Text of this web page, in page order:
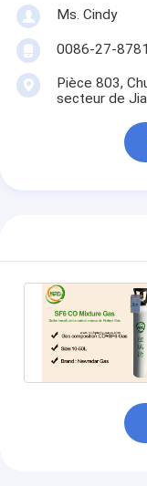
Ms. Cindy
0086-27-
Pièce 803,
secteur de